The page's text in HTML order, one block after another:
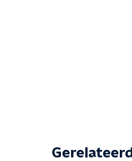
Gerelateerd